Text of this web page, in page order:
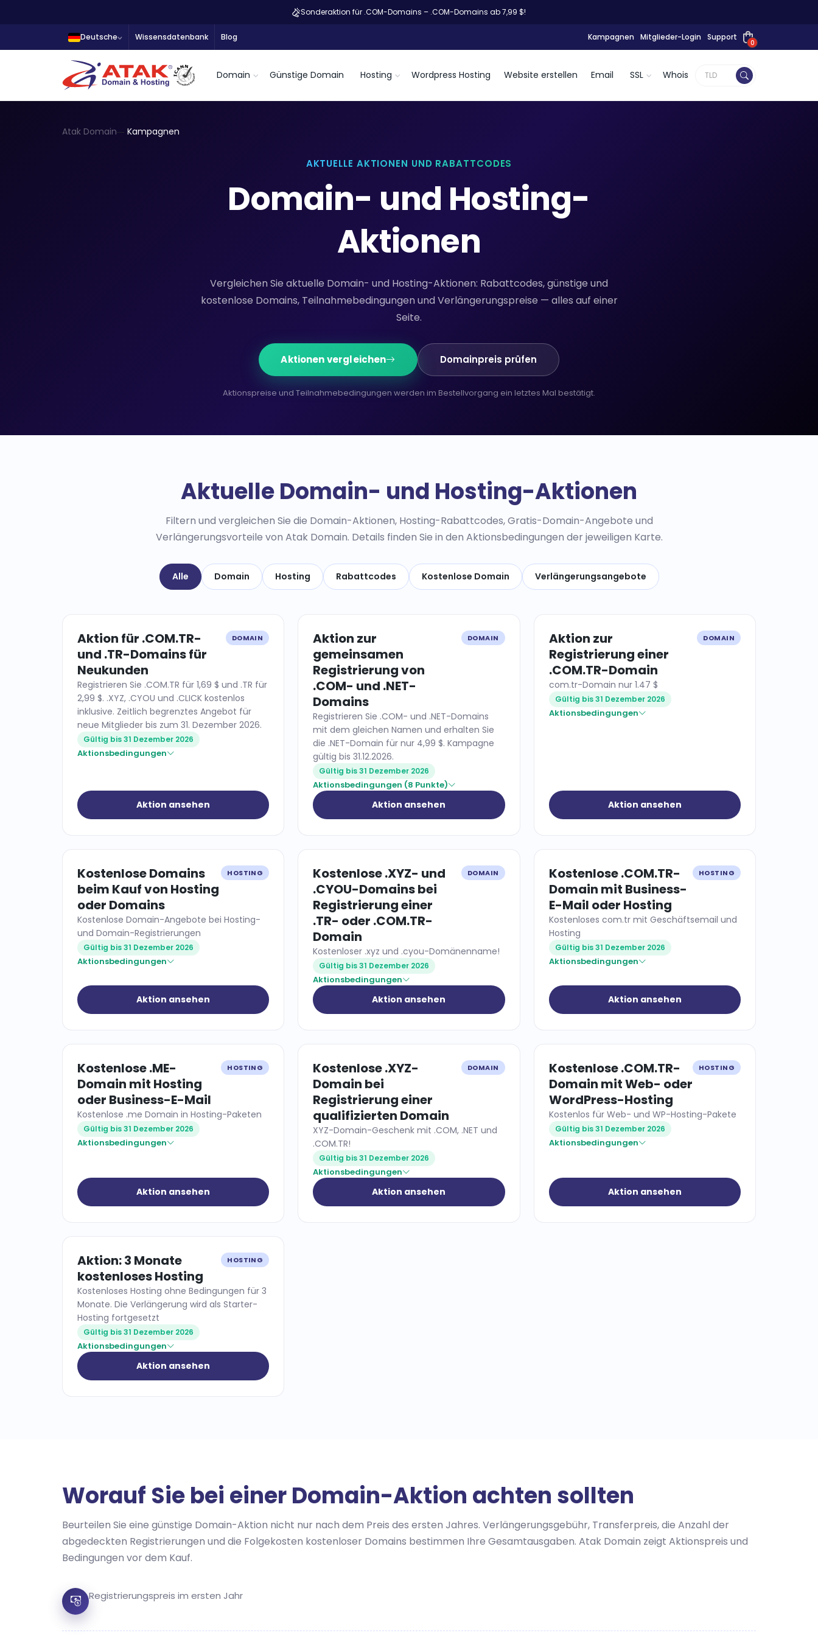
Sonderaktion für .COM-Domains – .COM-Domains ab 7,99 $!
Deutsche Wissensdatenbank Blog Kampagnen Mitglieder-Login Support
0
Domain Günstige Domain Hosting Wordpress Hosting Website erstellen Email SSL Whois
Atak Domain Kampagnen
AKTUELLE AKTIONEN UND RABATTCODES
Domain- und Hosting-
Aktionen
Vergleichen Sie aktuelle Domain- und Hosting-Aktionen: Rabattcodes, günstige und
kostenlose Domains, Teilnahmebedingungen und Verlängerungspreise — alles auf einer
Seite.
Aktionen vergleichen Domainpreis prüfen
Aktionspreise und Teilnahmebedingungen werden im Bestellvorgang ein letztes Mal bestätigt.
Aktuelle Domain- und Hosting-Aktionen
Filtern und vergleichen Sie die Domain-Aktionen, Hosting-Rabattcodes, Gratis-Domain-Angebote und
Verlängerungsvorteile von Atak Domain. Details finden Sie in den Aktionsbedingungen der jeweiligen Karte.
Alle Domain Hosting Rabattcodes Kostenlose Domain Verlängerungsangebote
Aktion für .COM.TR-
und .TR-Domains für
Neukunden
DOMAIN
Registrieren Sie .COM.TR für 1,69 $ und .TR für
2,99 $. .XYZ, .CYOU und .CLICK kostenlos
inklusive. Zeitlich begrenztes Angebot für
neue Mitglieder bis zum 31. Dezember 2026.
Gültig bis 31 Dezember 2026
Aktionsbedingungen
Aktion ansehen
Aktion zur
gemeinsamen
Registrierung von
.COM- und .NET-
Domains
DOMAIN
Registrieren Sie .COM- und .NET-Domains
mit dem gleichen Namen und erhalten Sie
die .NET-Domain für nur 4,99 $. Kampagne
gültig bis 31.12.2026.
Gültig bis 31 Dezember 2026
Aktionsbedingungen (8 Punkte)
Aktion ansehen
Aktion zur
Registrierung einer
.COM.TR-Domain
DOMAIN
com.tr-Domain nur 1.47 $
Gültig bis 31 Dezember 2026
Aktionsbedingungen
Aktion ansehen
Kostenlose Domains
beim Kauf von Hosting
oder Domains
HOSTING
Kostenlose Domain-Angebote bei Hosting-
und Domain-Registrierungen
Gültig bis 31 Dezember 2026
Aktionsbedingungen
Aktion ansehen
Kostenlose .XYZ- und
.CYOU-Domains bei
Registrierung einer
.TR- oder .COM.TR-
Domain
DOMAIN
Kostenloser .xyz und .cyou-Domänenname!
Gültig bis 31 Dezember 2026
Aktionsbedingungen
Aktion ansehen
Kostenlose .COM.TR-
Domain mit Business-
E-Mail oder Hosting
HOSTING
Kostenloses com.tr mit Geschäftsemail und
Hosting
Gültig bis 31 Dezember 2026
Aktionsbedingungen
Aktion ansehen
Kostenlose .ME-
Domain mit Hosting
oder Business-E-Mail
HOSTING
Kostenlose .me Domain in Hosting-Paketen
Gültig bis 31 Dezember 2026
Aktionsbedingungen
Aktion ansehen
Kostenlose .XYZ-
Domain bei
Registrierung einer
qualifizierten Domain
DOMAIN
XYZ-Domain-Geschenk mit .COM, .NET und
.COM.TR!
Gültig bis 31 Dezember 2026
Aktionsbedingungen
Aktion ansehen
Kostenlose .COM.TR-
Domain mit Web- oder
WordPress-Hosting
HOSTING
Kostenlos für Web- und WP-Hosting-Pakete
Gültig bis 31 Dezember 2026
Aktionsbedingungen
Aktion ansehen
Aktion: 3 Monate
kostenloses Hosting
HOSTING
Kostenloses Hosting ohne Bedingungen für 3
Monate. Die Verlängerung wird als Starter-
Hosting fortgesetzt
Gültig bis 31 Dezember 2026
Aktionsbedingungen
Aktion ansehen
Worauf Sie bei einer Domain-Aktion achten sollten
Beurteilen Sie eine günstige Domain-Aktion nicht nur nach dem Preis des ersten Jahres. Verlängerungsgebühr, Transferpreis, die Anzahl der
abgedeckten Registrierungen und die Folgekosten kostenloser Domains bestimmen Ihre Gesamtausgaben. Atak Domain zeigt Aktionspreis und
Bedingungen vor dem Kauf.
Registrierungspreis im ersten Jahr